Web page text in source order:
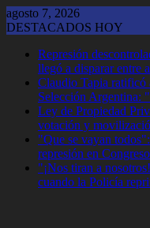
Saltar
al
agosto 7, 2026
DESTACADOS HOY
Represión
llegó a disparar entre
Claudio Tapia ratificó
Selección
Ley de Propiedad
votación y
"Que se vayan
represión en Congreso
"¡Nos tiran a
cuando la Policía